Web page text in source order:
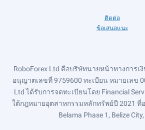
ติดต่อ
ข้อเสนอแนะ
RoboForex Ltd คือบริษัทนายหน้าทางการเ
อนุญาตเลขที่ 9759600 ทะเบียน หมายเลข
Ltd ได้รับการจดทะเบียนโดย Financial
ใต้กฎหมายอุตสาหกรรมหลักทรัพย์ปี 2021 ที่อ
Belama Phase 1, Belize City,